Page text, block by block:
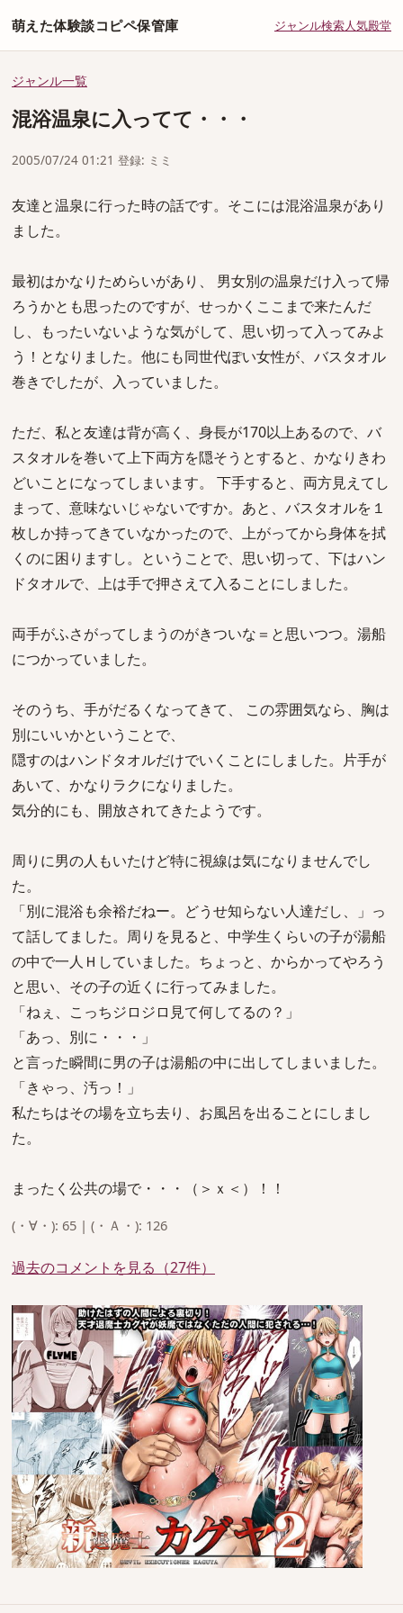
萌えた体験談コピペ保管庫 ジャンル検索人気殿堂
ジャンル一覧
混浴温泉に入ってて・・・
2005/07/24 01:21 登録: ミミ
友達と温泉に行った時の話です。そこには混浴温泉があり
ました。
最初はかなりためらいがあり、 男女別の温泉だけ入って帰
ろうかとも思ったのですが、せっかくここまで来たんだ
し、もったいないような気がして、思い切って入ってみよ
う！となりました。他にも同世代ぽい女性が、バスタオル
巻きでしたが、入っていました。
ただ、私と友達は背が高く、身長が170以上あるので、バ
スタオルを巻いて上下両方を隠そうとすると、かなりきわ
どいことになってしまいます。 下手すると、両方見えてし
まって、意味ないじゃないですか。あと、バスタオルを１
枚しか持ってきていなかったので、上がってから身体を拭
くのに困りますし。ということで、思い切って、下はハン
ドタオルで、上は手で押さえて入ることにしました。
両手がふさがってしまうのがきついな＝と思いつつ。湯船
につかっていました。
そのうち、手がだるくなってきて、 この雰囲気なら、胸は
別にいいかということで、
隠すのはハンドタオルだけでいくことにしました。片手が
あいて、かなりラクになりました。
気分的にも、開放されてきたようです。
周りに男の人もいたけど特に視線は気になりませんでし
た。
「別に混浴も余裕だねー。どうせ知らない人達だし、」っ
て話してました。周りを見ると、中学生くらいの子が湯船
の中で一人Ｈしていました。ちょっと、からかってやろう
と思い、その子の近くに行ってみました。
「ねぇ、こっちジロジロ見て何してるの？」
「あっ、別に・・・」
と言った瞬間に男の子は湯船の中に出してしまいました。
「きゃっ、汚っ！」
私たちはその場を立ち去り、お風呂を出ることにしまし
た。
まったく公共の場で・・・（＞ｘ＜）！！
(・∀・): 65 | (・Ａ・): 126
過去のコメントを見る（27件）